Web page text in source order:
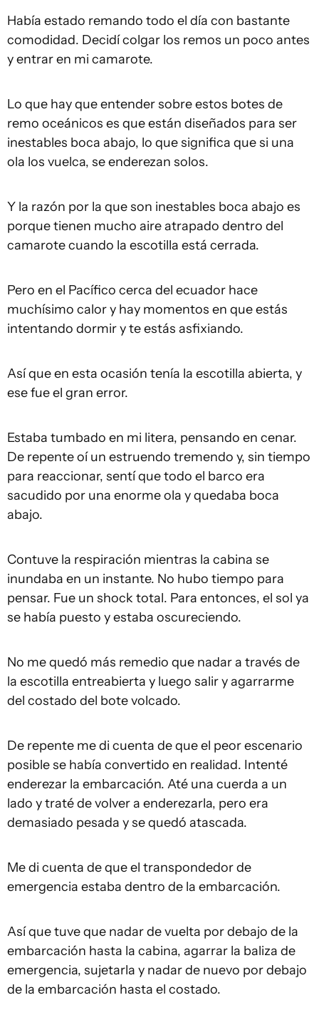
Había estado remando todo el día con bastante
comodidad. Decidí colgar los remos un poco antes
y entrar en mi camarote.
Lo que hay que entender sobre estos botes de
remo oceánicos es que están diseñados para ser
inestables boca abajo, lo que significa que si una
ola los vuelca, se enderezan solos.
Y la razón por la que son inestables boca abajo es
porque tienen mucho aire atrapado dentro del
camarote cuando la escotilla está cerrada.
Pero en el Pacífico cerca del ecuador hace
muchísimo calor y hay momentos en que estás
intentando dormir y te estás asfixiando.
Así que en esta ocasión tenía la escotilla abierta, y
ese fue el gran error.
Estaba tumbado en mi litera, pensando en cenar.
De repente oí un estruendo tremendo y, sin tiempo
para reaccionar, sentí que todo el barco era
sacudido por una enorme ola y quedaba boca
abajo.
Contuve la respiración mientras la cabina se
inundaba en un instante. No hubo tiempo para
pensar. Fue un shock total. Para entonces, el sol ya
se había puesto y estaba oscureciendo.
No me quedó más remedio que nadar a través de
la escotilla entreabierta y luego salir y agarrarme
del costado del bote volcado.
De repente me di cuenta de que el peor escenario
posible se había convertido en realidad. Intenté
enderezar la embarcación. Até una cuerda a un
lado y traté de volver a enderezarla, pero era
demasiado pesada y se quedó atascada.
Me di cuenta de que el transpondedor de
emergencia estaba dentro de la embarcación.
Así que tuve que nadar de vuelta por debajo de la
embarcación hasta la cabina, agarrar la baliza de
emergencia, sujetarla y nadar de nuevo por debajo
de la embarcación hasta el costado.